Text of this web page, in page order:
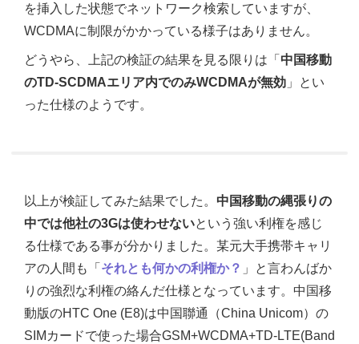
を挿入した状態でネットワーク検索していますが、
WCDMAに制限がかかっている様子はありません。
どうやら、上記の検証の結果を見る限りは「 中国移動
のTD-SCDMAエリア内でのみWCDMAが無効 」とい
った仕様のようです。
以上が検証してみた結果でした。 中国移動の縄張りの
中では他社の3Gは使わせないという強い利権を感じ
る仕様である事が分かりました。某元大手携帯キャリ
アの人間も「 それとも何かの利権か？ 」と言わんばか
りの強烈な利権の絡んだ仕様となっています。中国移
動版のHTC One (E8)は中国聯通（China Unicom）の
SIMカードで使った場合GSM+WCDMA+TD-LTE(Band